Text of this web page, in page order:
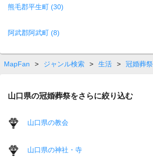
熊毛郡平生町 (30)
阿武郡阿武町 (8)
MapFan > ジャンル検索 > 生活 > 冠婚葬祭
山口県の冠婚葬祭をさらに絞り込む
山口県の教会
山口県の神社・寺